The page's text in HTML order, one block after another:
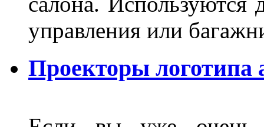
управления или
Проекторы логотипа